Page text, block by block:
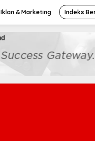
Iklan & Marketing Indeks